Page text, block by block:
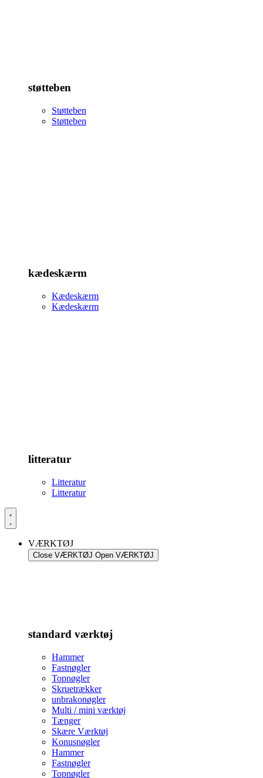
støtteben
Støtteben
Støtteben
kædeskærm
Kædeskærm
Kædeskærm
litteratur
Litteratur
Litteratur
VÆRKTØJ
Close VÆRKTØJ Open VÆRKTØJ
standard værktøj
Hammer
Fastnøgler
Topnøgler
Skruetrækker
unbrakonøgler
Multi / mini værktøj
Tænger
Skære Værktøj
Konusnøgler
Hammer
Fastnøgler
Topnøgler